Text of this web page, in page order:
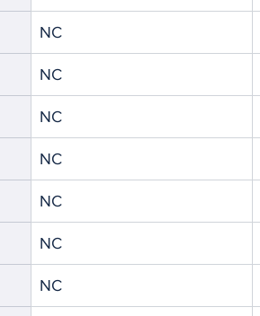
NC
NC
NC
NC
NC
NC
NC